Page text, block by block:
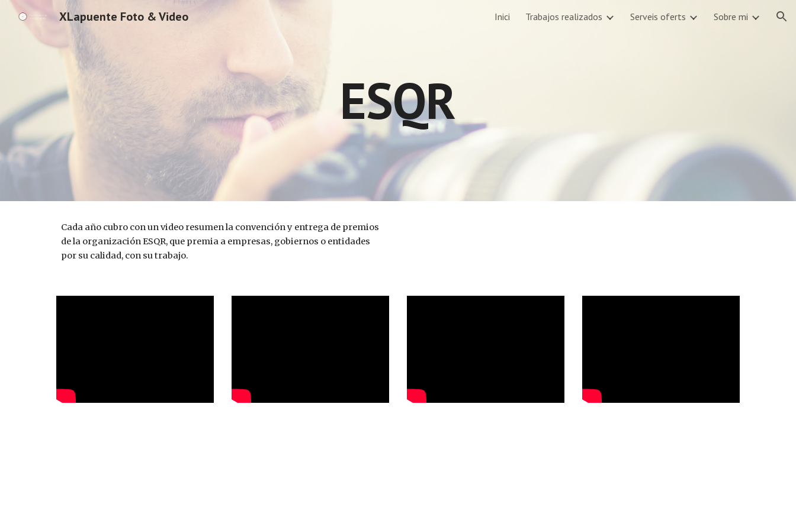
Skip to navigation
XLapuente Foto & Video Inici Trabajos realizados Serveis oferts Sobre mi
ESQR
Cada año cubro con un video resumen la convención y entrega de premios
de la organización ESQR, que premia a empresas, gobiernos o entidades
por su calidad, con su trabajo.